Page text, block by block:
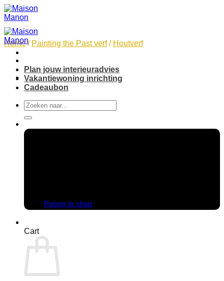
Skip
to
content
Plan jouw interieuradvies
Vakantiewoning inrichting
Cadeaubon
Search
for:
Return to shop
Cart
Home / Painting the Past verf / Houtverf